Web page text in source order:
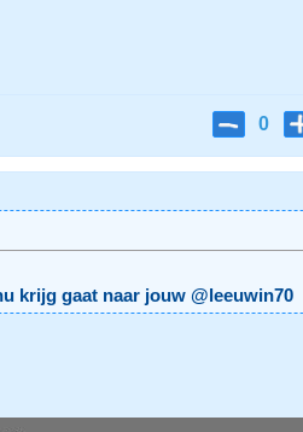
0
krijg gaat naar jouw @leeuwin70